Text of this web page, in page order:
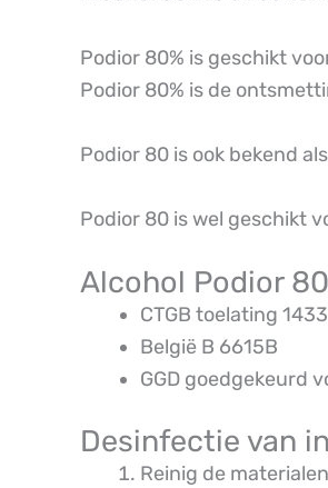
Podior 80% is geschikt
Podior 80% is de
Podior 80 is ook bekend
Podior 80 is wel geschikt
Alcohol Podior
CTGB toelating
België B 6615B
GGD goedgekeurd
Desinfectie van
Reinig de